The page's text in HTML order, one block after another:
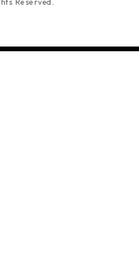
Reserved.